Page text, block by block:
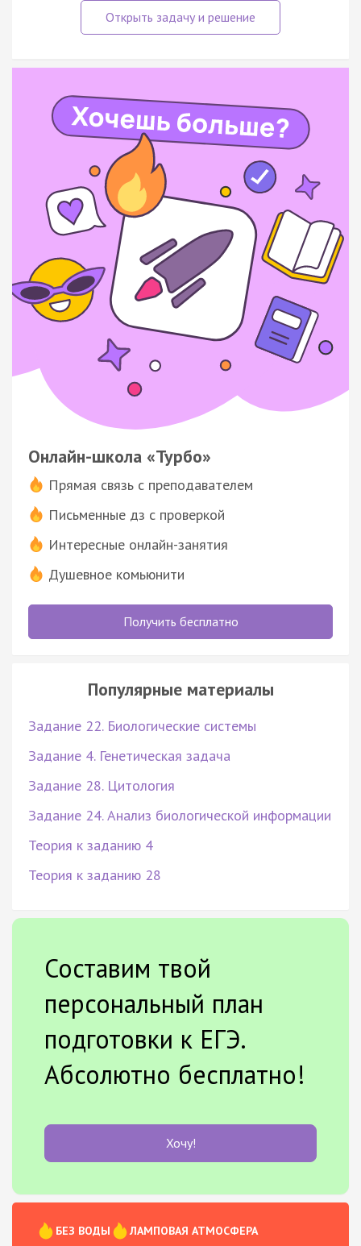
Онлайн-школа «Турбо»
Прямая связь с преподавателем
Письменные дз с проверкой
Интересные онлайн-занятия
Душевное комьюнити
Получить бесплатно
Популярные материалы
Задание 22. Биологические системы
Задание 4. Генетическая задача
Задание 28. Цитология
Задание 24. Анализ биологической информации
Теория к заданию 4
Теория к заданию 28
Составим твой
персональный план
подготовки к ЕГЭ.
Абсолютно бесплатно!
Хочу!
БЕЗ ВОДЫ
ЛАМПОВАЯ АТМОСФЕРА